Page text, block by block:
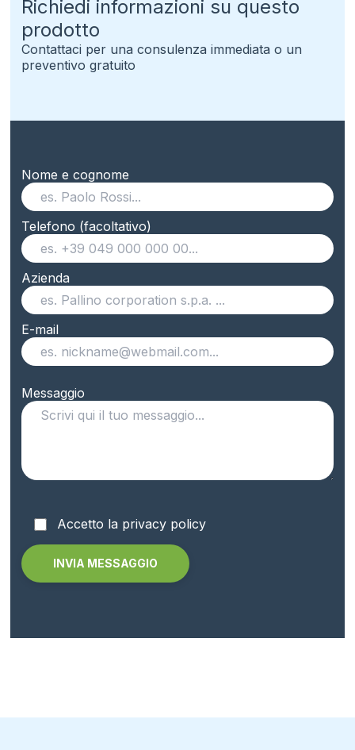
Richiedi informazioni su questo
prodotto
Contattaci per una consulenza immediata o un
preventivo gratuito
Nome e cognome
Telefono (facoltativo)
Azienda
E-mail
Messaggio
Accetto la privacy policy